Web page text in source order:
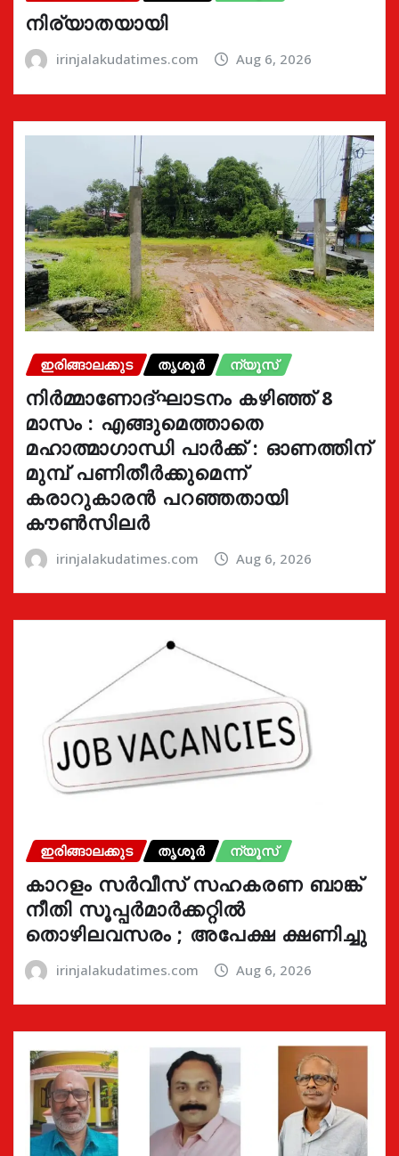
നിര്യാതയായി
irinjalakudatimes.com Aug 6, 2026
ഇരിങ്ങാലക്കുട തൃശൂർ ന്യൂസ്
നിർമ്മാണോദ്ഘാടനം കഴിഞ്ഞ് 8
മാസം : എങ്ങുമെത്താതെ
മഹാത്മാഗാന്ധി പാർക്ക് : ഓണത്തിന്
മുമ്പ് പണിതീർക്കുമെന്ന്
കരാറുകാരൻ പറഞ്ഞതായി
കൗൺസിലർ
irinjalakudatimes.com Aug 6, 2026
ഇരിങ്ങാലക്കുട തൃശൂർ ന്യൂസ്
കാറളം സർവീസ് സഹകരണ ബാങ്ക്
നീതി സൂപ്പർമാർക്കറ്റിൽ
തൊഴിലവസരം ; അപേക്ഷ ക്ഷണിച്ചു
irinjalakudatimes.com Aug 6, 2026